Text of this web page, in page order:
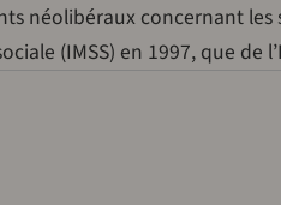
néolibéraux concernant
(IMSS) en 1997, que de